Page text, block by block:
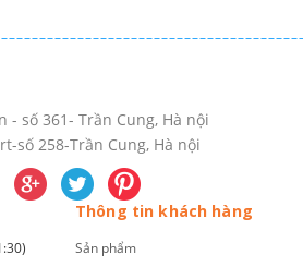
- số 361- Trần Cung, Hà nội
số 258-Trần Cung, Hà nội
Thông tin khách hàng
Sản phẩm